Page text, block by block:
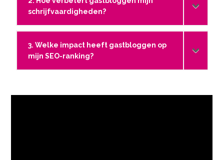
schrijfvaardigheden?
3. Welke impact heeft gastbloggen op
mijn SEO-ranking?